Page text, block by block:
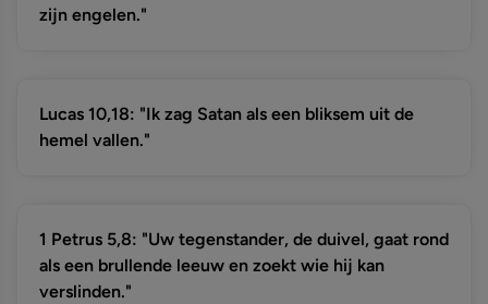
zijn engelen."
Lucas 10,18: "Ik zag Satan als een bliksem uit de
hemel vallen."
1 Petrus 5,8: "Uw tegenstander, de duivel, gaat rond
als een brullende leeuw en zoekt wie hij kan
verslinden."